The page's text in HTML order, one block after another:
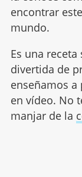
encontrar
mundo.
Es una
divertida de
enseñamos a
en vídeo. No
manjar de la